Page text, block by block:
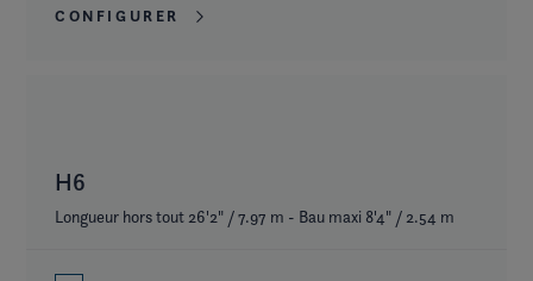
CONFIGURER
H6
Longueur hors tout 26'2" / 7.97 m - Bau maxi 8'4" / 2.54 m